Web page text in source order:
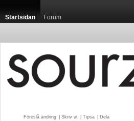
Startsidan Forum
Föreslå ändring Skriv ut Tipsa Dela